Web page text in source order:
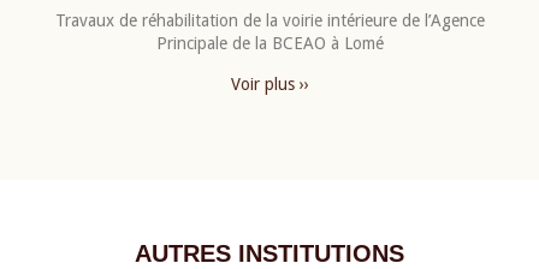
Travaux de réhabilitation de la voirie intérieure de l’Agence
Principale de la BCEAO à Lomé
Voir plus ››
AUTRES INSTITUTIONS